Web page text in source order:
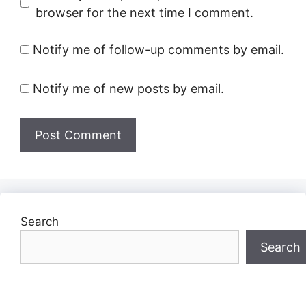
browser for the next time I comment.
Notify me of follow-up comments by email.
Notify me of new posts by email.
Search
Search